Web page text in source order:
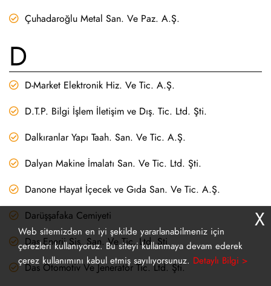
Çuhadaroğlu Metal San. Ve Paz. A.Ş.
D
D-Market Elektronik Hiz. Ve Tic. A.Ş.
D.T.P. Bilgi İşlem İletişim ve Dış. Tic. Ltd. Şti.
Dalkıranlar Yapı Taah. San. Ve Tic. A.Ş.
Dalyan Makine İmalatı San. Ve Tic. Ltd. Şti.
Danone Hayat İçecek ve Gıda San. Ve Tic. A.Ş.
Darüşşafaka Cemiyeti
Das Enerji Sis. San. Ve Tic. Ltd. Şti.
Das Otomotiv Ve Jeneratör Tic. Ltd. Şti.
Web sitemizden en iyi şekilde yararlanabilmeniz için
çerezleri kullanıyoruz. Bu siteyi kullanmaya devam ederek
çerez kullanımını kabul etmiş sayılıyorsunuz. Detaylı Bilgi >
X